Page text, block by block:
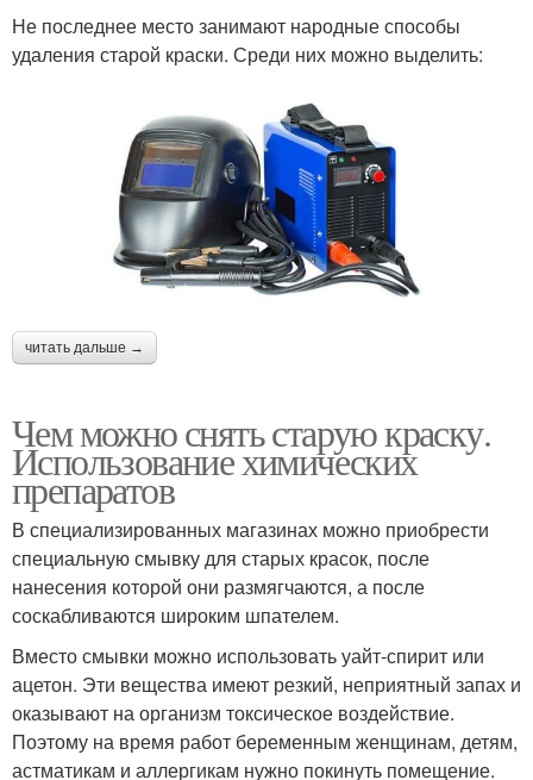
Не последнее место занимают народные способы
удаления старой краски. Среди них можно выделить:
читать дальше →
Чем можно снять старую краску.
Использование химических
препаратов
В специализированных магазинах можно приобрести
специальную смывку для старых красок, после
нанесения которой они размягчаются, а после
соскабливаются широким шпателем.
Вместо смывки можно использовать уайт-спирит или
ацетон. Эти вещества имеют резкий, неприятный запах и
оказывают на организм токсическое воздействие.
Поэтому на время работ беременным женщинам, детям,
астматикам и аллергикам нужно покинуть помещение.